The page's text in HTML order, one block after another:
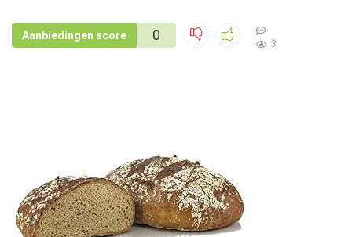
Aanbiedingen score 0
3